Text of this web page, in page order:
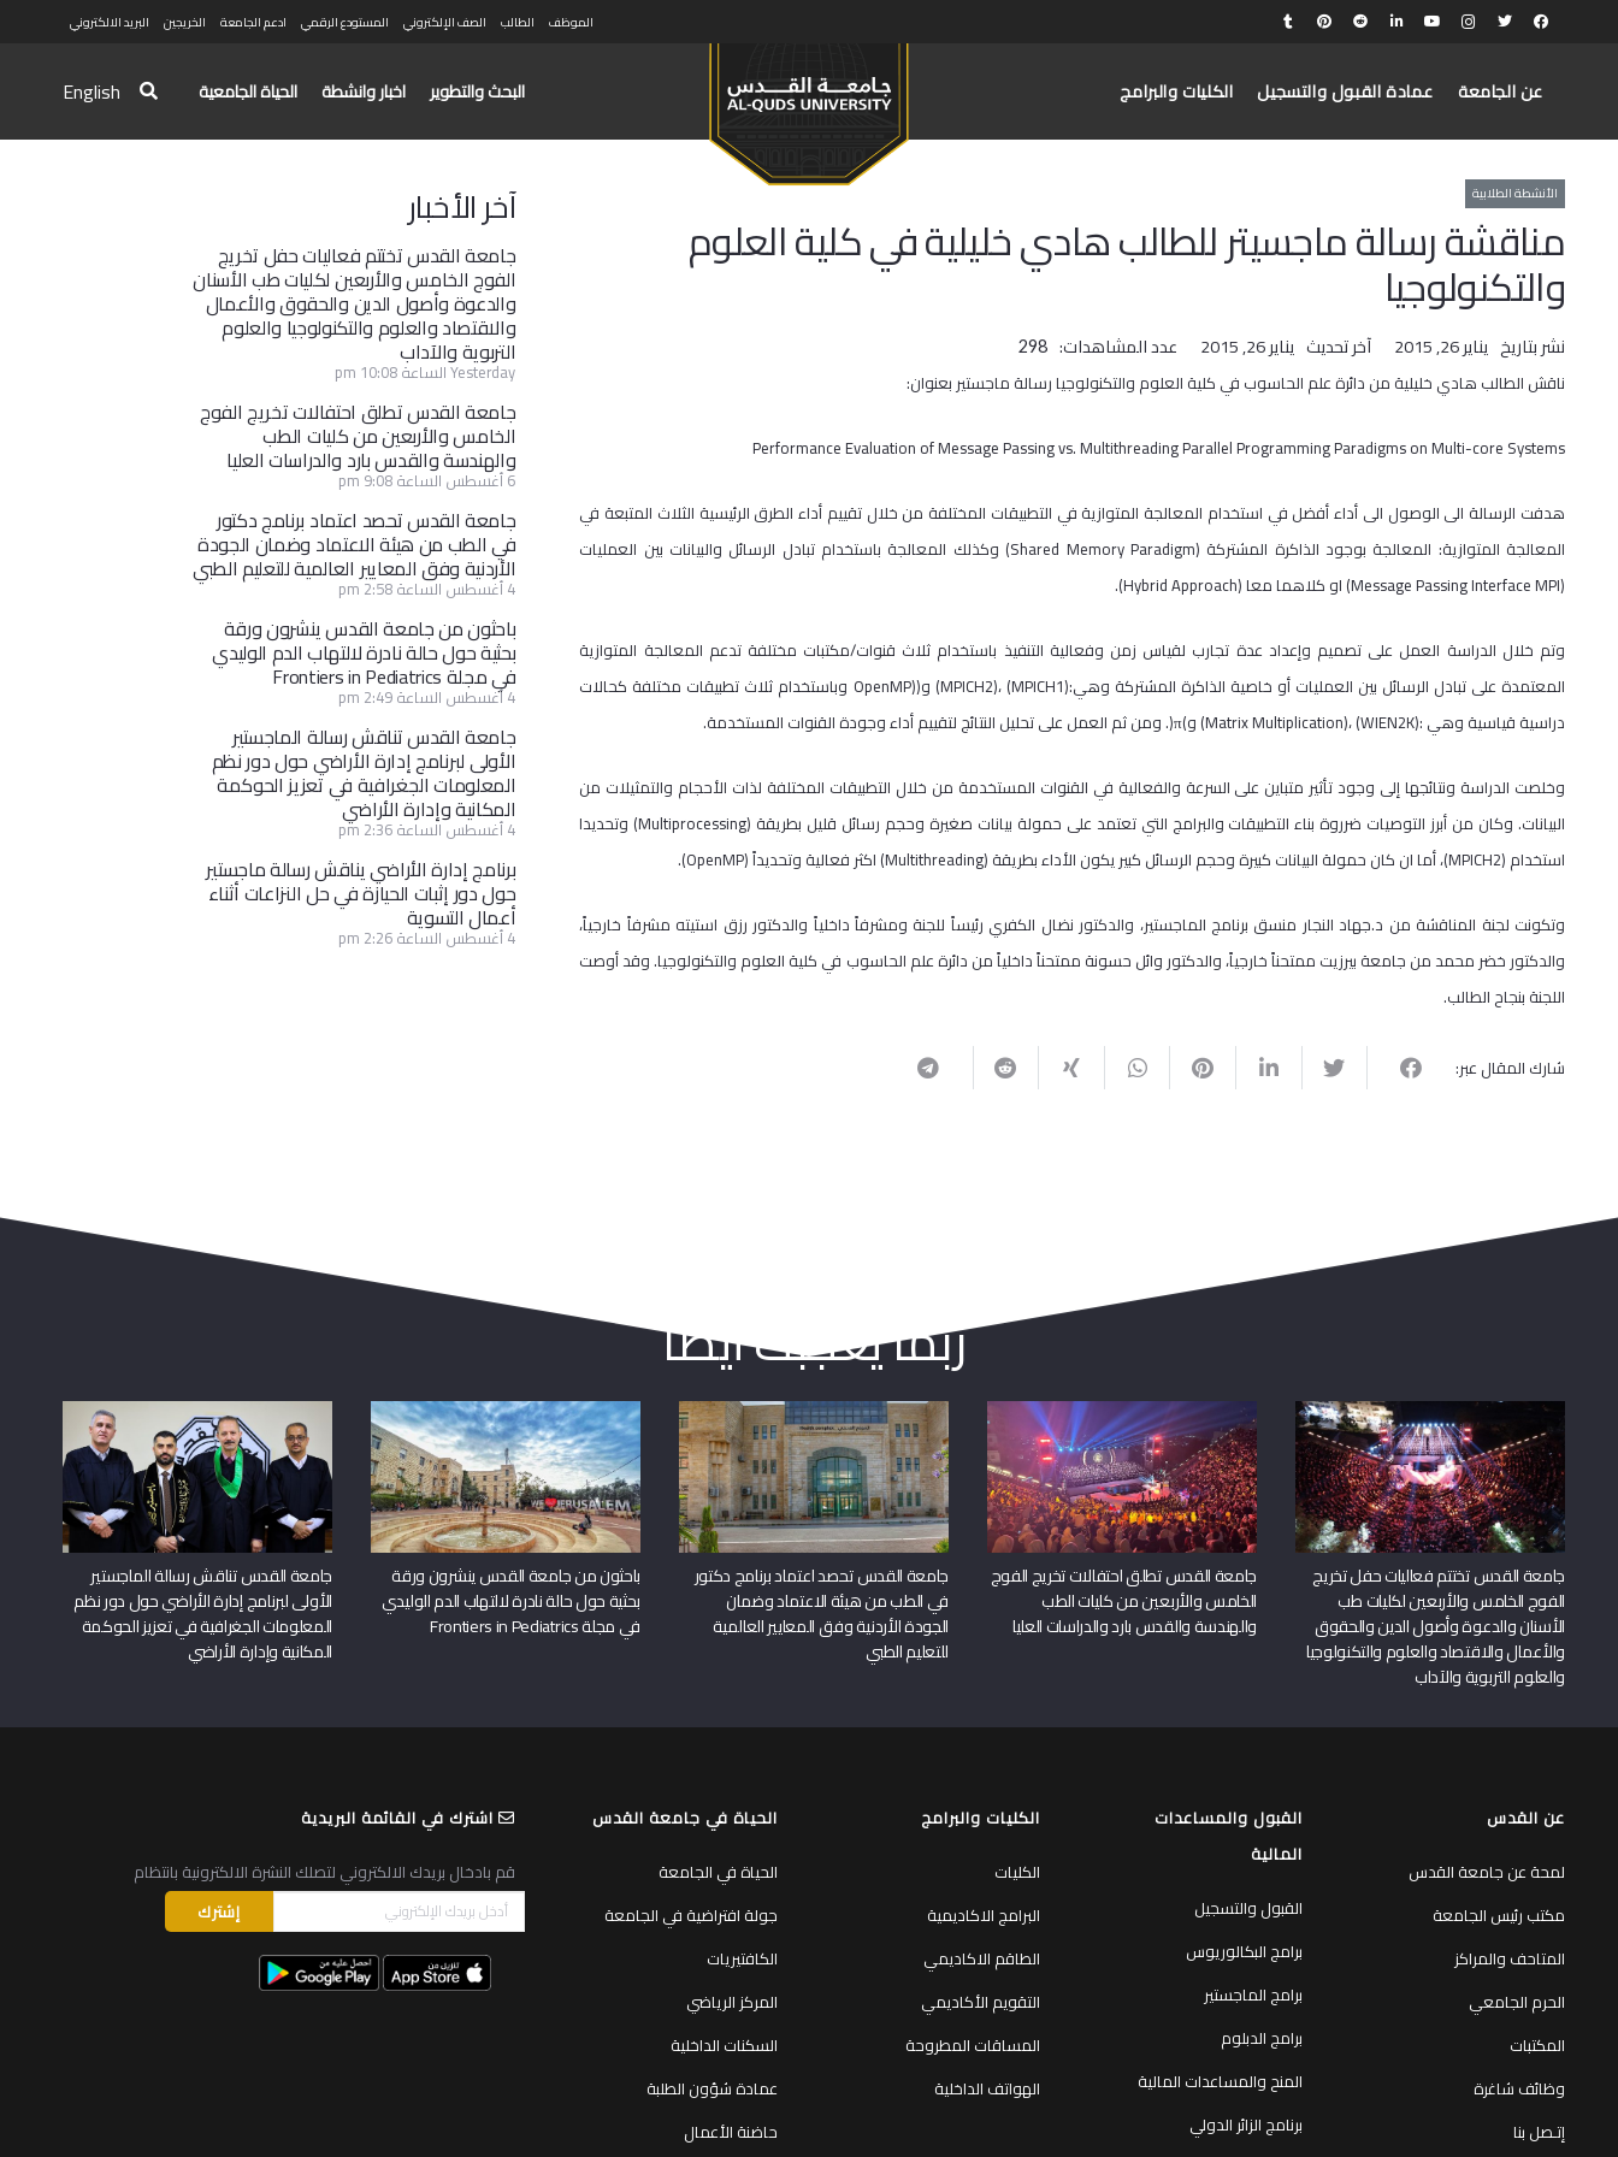
الموظف الطالب الصف الإلكتروني المستودع الرقمي ادعم الجامعة الخريجين البريد الالكتروني
عن الجامعة عمادة القبول والتسجيل الكليات والبرامج البحث والتطوير اخبار وانشطة الحياة الجامعية English
الأنشطة الطلابية
مناقشة رسالة ماجسيتر للطالب هادي خليلية في كلية العلوم
والتكنولوجيا
نشر بتاريخ يناير 26, 2015 آخر تحديث يناير 26, 2015 عدد المشاهدات: 298
​ناقش الطالب هادي خليلية من دائرة علم الحاسوب في كلية العلوم والتكنولوجيا رسالة ماجستير بعنوان:
Performance Evaluation of Message Passing vs. Multithreading Parallel Programming Paradigms on Multi-core Systems
هدفت الرسالة الى الوصول الى أداء أفضل في استخدام المعالجة المتوازية في التطبيقات المختلفة من خلال تقييم أداء الطرق الرئيسية الثلاث المتبعة في
المعالجة المتوازية: المعالجة بوجود الذاكرة المشتركة (Shared Memory Paradigm) وكذلك المعالجة باستخدام تبادل الرسائل والبيانات بين العمليات
(Message Passing Interface MPI) او كلاهما معا (Hybrid Approach).
وتم خلال الدراسة العمل على تصميم وإعداد عدة تجارب لقياس زمن وفعالية التنفيذ باستخدام ثلاث قنوات/مكتبات مختلفة تدعم المعالجة المتوازية
المعتمدة على تبادل الرسائل بين العمليات أو خاصية الذاكرة المشتركة وهي:(MPICH1) ،(MPICH2) و((OpenMP وباستخدام ثلاث تطبيقات مختلفة كحالات
دراسية قياسية وهي :(WIEN2K) ،(Matrix Multiplication) و)π(. ومن ثم العمل على تحليل النتائج لتقييم أداء وجودة القنوات المستخدمة.
وخلصت الدراسة ونتائجها إلى وجود تأثير متباين على السرعة والفعالية في القنوات المستخدمة من خلال التطبيقات المختلفة لذات الأحجام والتمثيلات من
البيانات. وكان من أبرز التوصيات ضرروة بناء التطبيقات والبرامج التي تعتمد على حمولة بيانات صغيرة وحجم رسائل قليل بطريقة (Multiprocessing) وتحديدا
استخدام (MPICH2)، أما ان كان حمولة البيانات كبيرة وحجم الرسائل كبير يكون الأداء بطريقة (Multithreading) اكثر فعالية وتحديداً (OpenMP).
وتكونت لجنة المناقشة من د.جهاد النجار منسق برنامج الماجستير، والدكتور نضال الكفري رئيساً للجنة ومشرفاً داخلياً والدكتور رزق استيته مشرفاً خارجياً،
والدكتور خضر محمد من جامعة بيرزيت ممتحناً خارجياً، والدكتور وائل حسونة ممتحناً داخلياً من دائرة علم الحاسوب في كلية العلوم والتكنولوجيا. وقد أوصت
اللجنة بنجاح الطالب.
شارك المقال عبر:
آخر الأخبار
جامعة القدس تختتم فعاليات حفل تخريج
الفوج الخامس والأربعين لكليات طب الأسنان
والدعوة وأصول الدين والحقوق والأعمال
والاقتصاد والعلوم والتكنولوجيا والعلوم
التربوية والآداب
Yesterday الساعة 10:08 pm
جامعة القدس تطلق احتفالات تخريج الفوج
الخامس والأربعين من كليات الطب
والهندسة والقدس بارد والدراسات العليا
6 أغسطس الساعة 9:08 pm
جامعة القدس تحصد اعتماد برنامج دكتور
في الطب من هيئة الاعتماد وضمان الجودة
الأردنية وفق المعايير العالمية للتعليم الطبي
4 أغسطس الساعة 2:58 pm
باحثون من جامعة القدس ينشرون ورقة
بحثية حول حالة نادرة لالتهاب الدم الوليدي
في مجلة Frontiers in Pediatrics
4 أغسطس الساعة 2:49 pm
جامعة القدس تناقش رسالة الماجستير
الأولى لبرنامج إدارة الأراضي حول دور نظم
المعلومات الجغرافية في تعزيز الحوكمة
المكانية وإدارة الأراضي
4 أغسطس الساعة 2:36 pm
برنامج إدارة الأراضي يناقش رسالة ماجستير
حول دور إثبات الحيازة في حل النزاعات أثناء
أعمال التسوية
4 أغسطس الساعة 2:26 pm
ربما يعجبك أيضا
جامعة القدس تختتم فعاليات حفل تخريج
الفوج الخامس والأربعين لكليات طب
الأسنان والدعوة وأصول الدين والحقوق
والأعمال والاقتصاد والعلوم والتكنولوجيا
والعلوم التربوية والآداب
جامعة القدس تطلق احتفالات تخريج الفوج
الخامس والأربعين من كليات الطب
والهندسة والقدس بارد والدراسات العليا
جامعة القدس تحصد اعتماد برنامج دكتور
في الطب من هيئة الاعتماد وضمان
الجودة الأردنية وفق المعايير العالمية
للتعليم الطبي
باحثون من جامعة القدس ينشرون ورقة
بحثية حول حالة نادرة لالتهاب الدم الوليدي
في مجلة Frontiers in Pediatrics
جامعة القدس تناقش رسالة الماجستير
الأولى لبرنامج إدارة الأراضي حول دور نظم
المعلومات الجغرافية في تعزيز الحوكمة
المكانية وإدارة الأراضي
عن القدس
لمحة عن جامعة القدس
مكتب رئيس الجامعة
المتاحف والمراكز
الحرم الجامعي
المكتبات
وظائف شاغرة
إتـصل بنا
القبول والمساعدات
المالية
القبول والتسجيل
برامج البكالوريوس
برامج الماجستير
برامج الدبلوم
المنح والمساعدات المالية
برنامج الزائر الدولي
الكليات والبرامج
الكليات
البرامج الاكاديمية
الطاقم الاكاديمي
التقويم الأكاديمي
المساقات المطروحة
الهواتف الداخلية
الحياة في جامعة القدس
الحياة في الجامعة
جولة افتراضية في الجامعة
الكافتيريات
المركز الرياضي
السكنات الداخلية
عمادة شؤون الطلبة
حاضنة الأعمال
اشترك في القائمة البريدية
قم بادخال بريدك الالكتروني لتصلك النشرة الالكترونية بانتظام